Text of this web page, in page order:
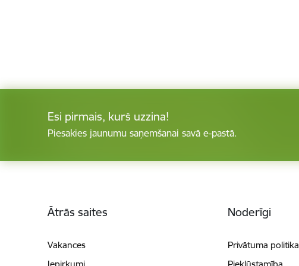
Esi pirmais, kurš uzzina!
Piesakies jaunumu saņemšanai savā e-pastā.
Ātrās saites
Vakances
Noderīgi
Privātuma politika